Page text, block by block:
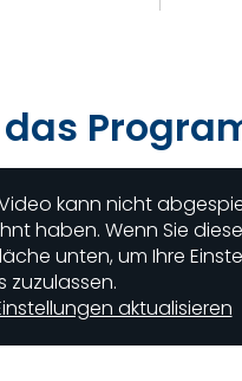
kann nicht
haben. Wenn Sie
unten, um Ihre
zuzulassen.
aktualisieren